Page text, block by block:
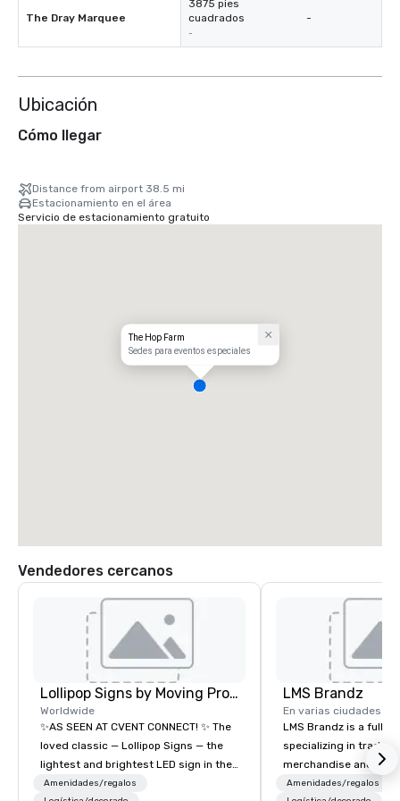
The Dray Marquee
3875 pies
cuadrados
-
-
Ubicación
Cómo llegar
Distance from airport 38.5 mi
Estacionamiento en el área
Servicio de estacionamiento gratuito
The Hop Farm
Sedes para eventos especiales
Vendedores cercanos
Lollipop Signs by Moving Products
Worldwide
✨AS SEEN AT CVENT CONNECT! ✨ The
loved classic — Lollipop Signs — the
lightest and brightest LED sign in the
world • Open Seats in Dark
Amenidades/regalos
LMS Brandz
En varias ciudades
LMS Brandz is a full-
specializing in trade
merchandise and
booth giveaways and
Amenidades/regalos